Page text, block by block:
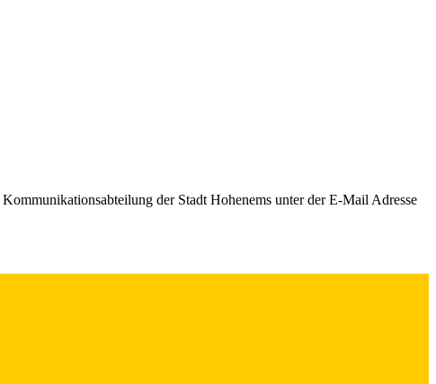
der Stadt Hohenems unter der E-Mail Adresse